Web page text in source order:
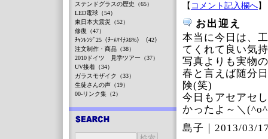
【 コメント記入欄へ】
お出迎え
本当に今日は、
てくれて良い気
写真よりも実物
春と言えば随分
険(笑)
今日もアセアセ
かったよ～＼
島子｜ 2013/03/
ステンドグラスの歴史（65）
LED電球（54）
東日本大震災（52）
修復（47）
ﾁｬﾝﾚﾝｼﾞ25（ﾁｰﾑﾏｲﾅｽ6%）（42）
注文制作・商品（38）
2010ドイツ 見学ツアー（37）
UV接着（34）
ガラスモザイク（33）
生徒さんの声（19）
00-リンク集（2）